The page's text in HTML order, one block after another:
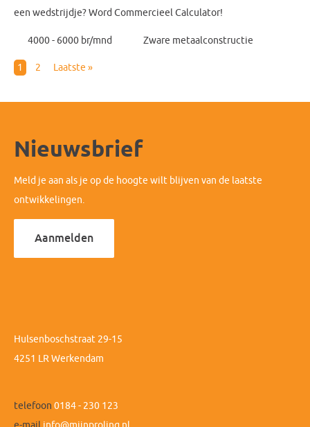
een wedstrijdje? Word Commercieel Calculator!
4000 - 6000 br/mnd Zware metaalconstructie
1 2 Laatste »
Nieuwsbrief
Meld je aan als je op de hoogte wilt blijven van de laatste
ontwikkelingen.
Aanmelden
Hulsenboschstraat 29-15
4251 LR Werkendam
telefoon 0184 - 230 123